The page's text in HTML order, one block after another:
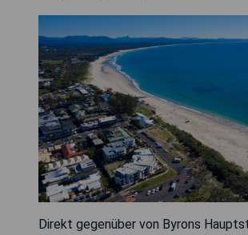
Direkt gegenüber von Byrons